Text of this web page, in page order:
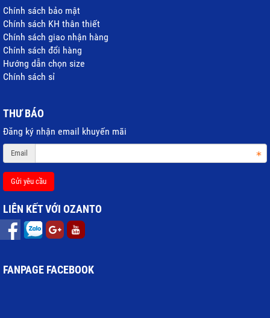
Chính sách bảo mật
Chính sách KH thân thiết
Chính sách giao nhận hàng
Chính sách đổi hàng
Hướng dẫn chọn size
Chính sách sỉ
THƯ BÁO
Đăng ký nhận email khuyến mãi
Email
Gửi yêu cầu
LIÊN KẾT VỚI OZANTO
FANPAGE FACEBOOK